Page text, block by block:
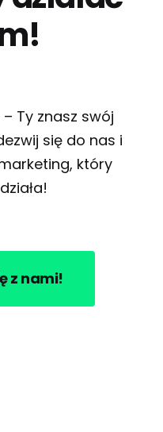
Ty znasz swój
się do nas i
który
z nami!